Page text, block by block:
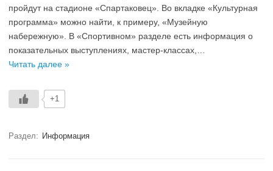
пройдут на стадионе «Спартаковец». Во вкладке «Культурная
программа» можно найти, к примеру, «Музейную
набережную». В «Спортивном» разделе есть информация о
показательных выступлениях, мастер-классах,…
Читать далее »
+1
Раздел: Информация